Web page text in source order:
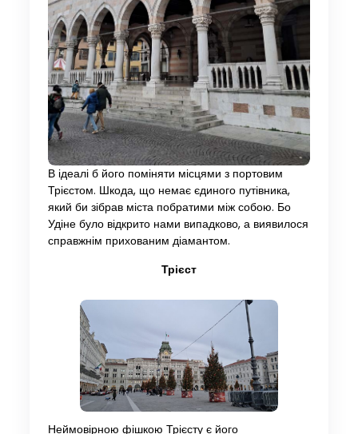
В ідеалі б його поміняти місцями з портовим
Трієстом. Шкода, що немає єдиного путівника,
який би зібрав міста побратими між собою. Бо
Удіне було відкрито нами випадково, а виявилося
справжнім прихованим діамантом.
Трієст
Неймовірною фішкою Трієсту є його